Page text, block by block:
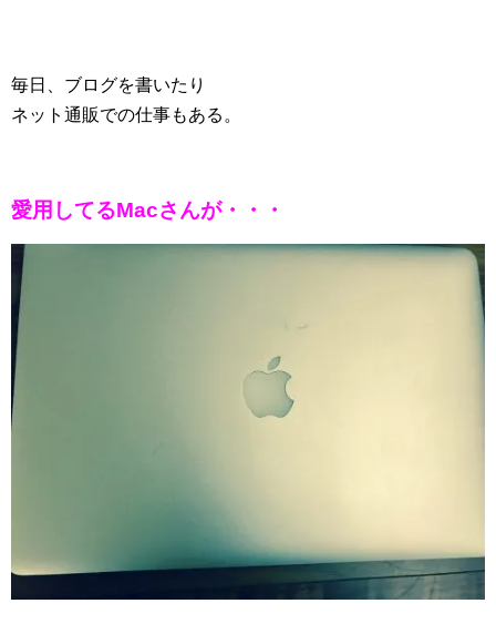
毎日、ブログを書いたり
ネット通販での仕事もある。
愛用してるMacさんが・・・